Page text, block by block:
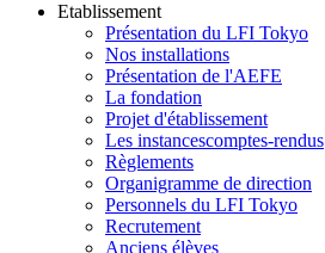
Etablissement
Présentation du LFI Tokyo
Nos installations
Présentation de l'AEFE
La fondation
Projet d'établissement
Les instancescomptes-rendus
Règlements
Organigramme de direction
Personnels du LFI Tokyo
Recrutement
Anciens élèves